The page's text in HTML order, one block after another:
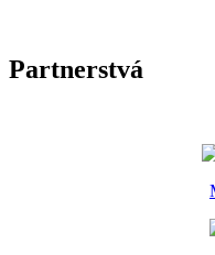
Partnerstvá